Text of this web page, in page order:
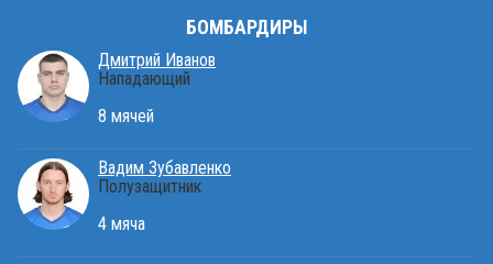
БОМБАРДИРЫ
Дмитрий Иванов
Нападающий
8 мячей
Вадим Зубавленко
Полузащитник
4 мяча